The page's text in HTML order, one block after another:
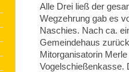
Alle Drei ließ der
Wegzehrung gab es
Naschies. Nach ca.
Gemeindehaus
Mitorganisatorin
Vogelschießenkasse.